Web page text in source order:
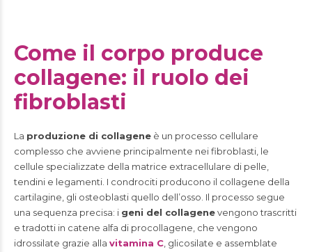
Come il corpo produce
collagene: il ruolo dei
fibroblasti
La produzione di collagene è un processo cellulare
complesso che avviene principalmente nei fibroblasti, le
cellule specializzate della matrice extracellulare di pelle,
tendini e legamenti. I condrociti producono il collagene della
cartilagine, gli osteoblasti quello dell’osso. Il processo segue
una sequenza precisa: i geni del collagenevengono trascritti
e tradotti in catene alfa di procollagene, che vengono
idrossilate grazie alla vitamina C , glicosilate e assemblate